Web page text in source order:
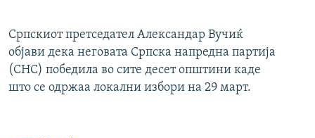
Српскиот претседател Александар Вучиќ
објави дека неговата Српска напредна партија
(СНС) победила во сите десет општини каде
што се одржаа локални избори на 29 март.